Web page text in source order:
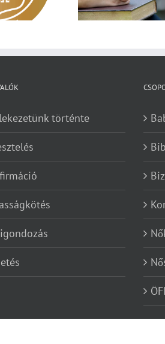
vasárnapja
történte